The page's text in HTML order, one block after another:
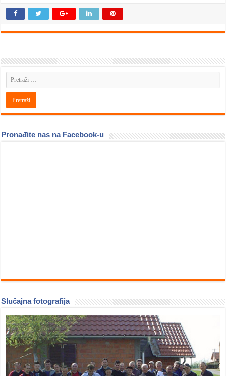
Pronađite nas na Facebook-u
Slučajna fotografija